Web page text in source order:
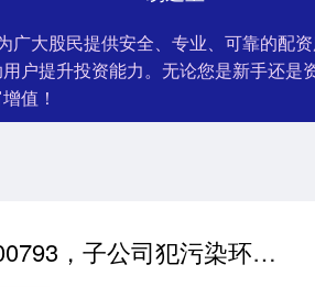
大股民提供安全、专业、可靠的配
户提升投资能力。无论您是新手还
值！
智博配资 宜宾纸业600793，子公司犯污染环境罪被罚